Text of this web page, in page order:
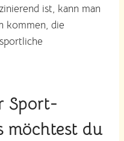
ist, kann man
kommen, die
Sport-
du